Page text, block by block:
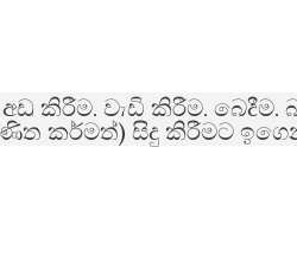
අඩු කිරීම, වැඩි කිරීම, බෙදීම,
කර්මත්) සිදු කිරීමට